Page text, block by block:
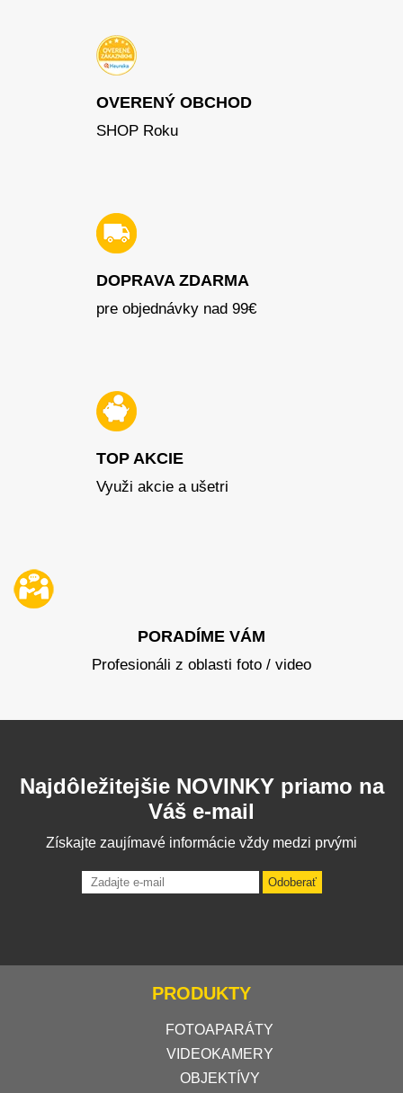
OVERENÝ OBCHOD
SHOP Roku
DOPRAVA ZDARMA
pre objednávky nad 99€
TOP AKCIE
Využi akcie a ušetri
PORADÍME VÁM
Profesionáli z oblasti foto / video
Najdôležitejšie NOVINKY priamo na
Váš e-mail
Získajte zaujímavé informácie vždy medzi prvými
Odoberať
PRODUKTY
FOTOAPARÁTY
VIDEOKAMERY
OBJEKTÍVY